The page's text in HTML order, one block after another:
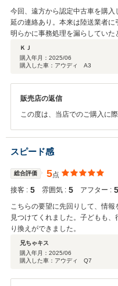
今回、遠方から認定中古車を購
延の連絡あり。本来は陸送業者に
明らかに事務処理を漏らしてい
備用部品の手配遅れ」でした。 また、取引の過程でPHEV用の充電器は家庭
用コンセント（100V）でも使用
られず、最終的に問題なしと回
メンテナンス担当店への引き継
き継ぎするように指示。「至急
ＫＪ
購入年月： 2025/06
購入した車：アウディ A3
販売店の返信
この度は、当店でのご購入に
充電ケーブルに関する不備、
ど、本来あってはならないミ
す。スタッフへの指導をはじ
存じます。今後ご不明な点等
さいませ。
スピード感
総合評価 5点
接客 : 5 雰囲気 : 5 アフター : 5
こちらの要望に先回りして、情
見つけてくれました。子どもも
り換えができました。
兄ちゃキス
購入年月： 2025/06
購入した車：アウディ Q7